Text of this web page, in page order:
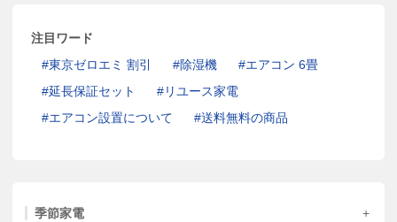
注目ワード
東京ゼロエミ 割引
除湿機
エアコン 6畳
延長保証セット
リユース家電
エアコン設置について
送料無料の商品
季節家電